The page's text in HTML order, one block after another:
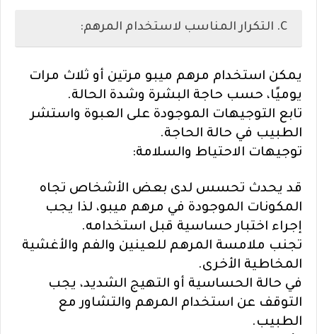
C. التكرار المناسب لاستخدام المرهم:
يمكن استخدام مرهم ميبو مرتين أو ثلاث مرات
يوميًا، حسب حاجة البشرة وشدة الحالة.
تابع التوجيهات الموجودة على العبوة واستشر
الطبيب في حالة الحاجة.
توجيهات الاحتياط والسلامة:
قد يحدث تحسس لدى بعض الأشخاص تجاه
المكونات الموجودة في مرهم ميبو، لذا يجب
إجراء اختبار حساسية قبل استخدامه.
تجنب ملامسة المرهم للعينين والفم والأغشية
المخاطية الأخرى.
في حالة الحساسية أو التهيج الشديد، يجب
التوقف عن استخدام المرهم والتشاور مع
الطبيب.